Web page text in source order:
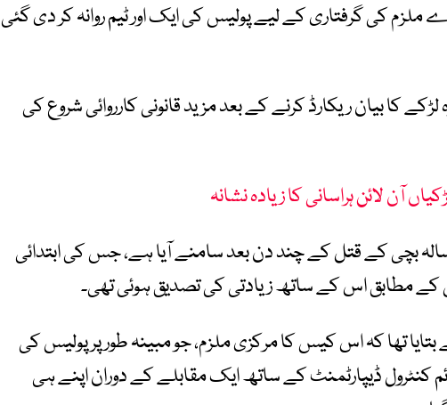
کی گرفتاری کے لیے پولیس کی ایک اور ٹیم روانہ کر دی گئی
کا بیان ریکارڈ کرنے کے بعد مزید قانونی کارروائی شروع کی
آن لائن ہراسانی کا زیادہ نشانہ
واقعہ سرگودھا میں ایک 7 سالہ بچی کے قتل کے چند دن بعد سامنے آیا ہے، جس کی ابتدائی
کے مطابق اس کے ساتھ زیادتی کی تصدیق ہوئی تھی۔
تھا کہ اس کیس کا مرکزی ملزم، جو مبینہ طور پر پولیس کی
کنٹرول ڈیپارٹمنٹ کے ساتھ ایک مقابلے کے دوران اپنے ہی